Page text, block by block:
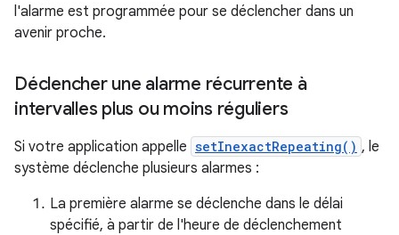
l'alarme est programmée pour se déclencher dans un
avenir proche.
Déclencher une alarme récurrente à
intervalles plus ou moins réguliers
Si votre application appelle setInexactRepeating() , le
système déclenche plusieurs alarmes :
La première alarme se déclenche dans le délai
spécifié, à partir de l'heure de déclenchement